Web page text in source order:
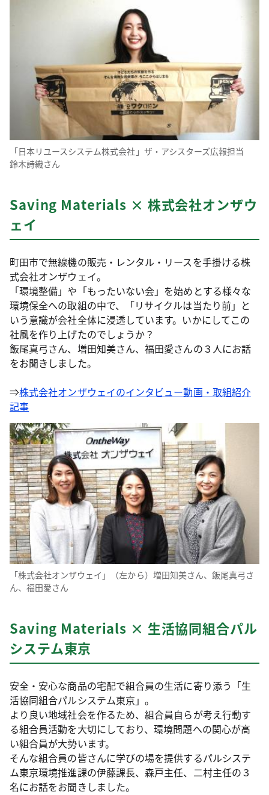
「日本リユースシステム株式会社」ザ・アシスターズ広報担当
鈴木詩織さん
Saving Materials × 株式会社オンザウ
ェイ
町田市で無線機の販売・レンタル・リースを手掛ける株
式会社オンザウェイ。
「環境整備」や「もったいない会」を始めとする様々な
環境保全への取組の中で、「リサイクルは当たり前」と
いう意識が会社全体に浸透しています。いかにしてこの
社風を作り上げたのでしょうか？
飯尾真弓さん、増田知美さん、福田愛さんの３人にお話
をお聞きしました。
⇒株式会社オンザウェイのインタビュー動画・取組紹介
記事
「株式会社オンザウェイ」（左から）増田知美さん、飯尾真弓さ
ん、福田愛さん
Saving Materials × 生活協同組合パル
システム東京
安全・安心な商品の宅配で組合員の生活に寄り添う「生
活協同組合パルシステム東京」。
より良い地域社会を作るため、組合員自らが考え行動す
る組合員活動を大切にしており、環境問題への関心が高
い組合員が大勢います。
そんな組合員の皆さんに学びの場を提供するパルシステ
ム東京環境推進課の伊藤課長、森戸主任、二村主任の３
名にお話をお聞きしました。